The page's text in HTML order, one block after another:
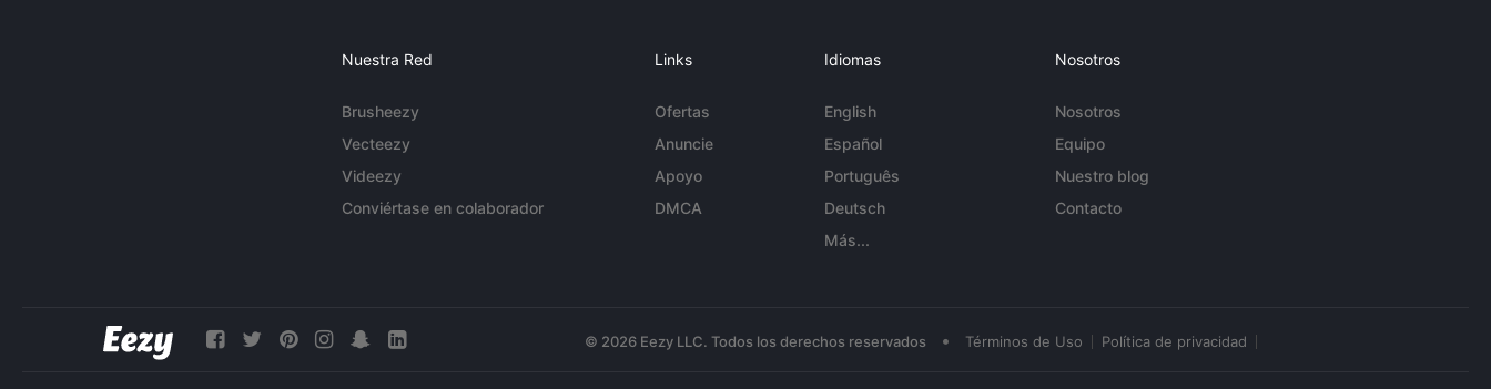
Nuestra Red
Brusheezy
Vecteezy
Videezy
Conviértase en colaborador
Links
Ofertas
Anuncie
Apoyo
DMCA
Idiomas
English
Español
Português
Deutsch
Más...
Nosotros
Nosotros
Equipo
Nuestro blog
Contacto
© 2026 Eezy LLC. Todos los derechos reservados • Términos de Uso Política de privacidad